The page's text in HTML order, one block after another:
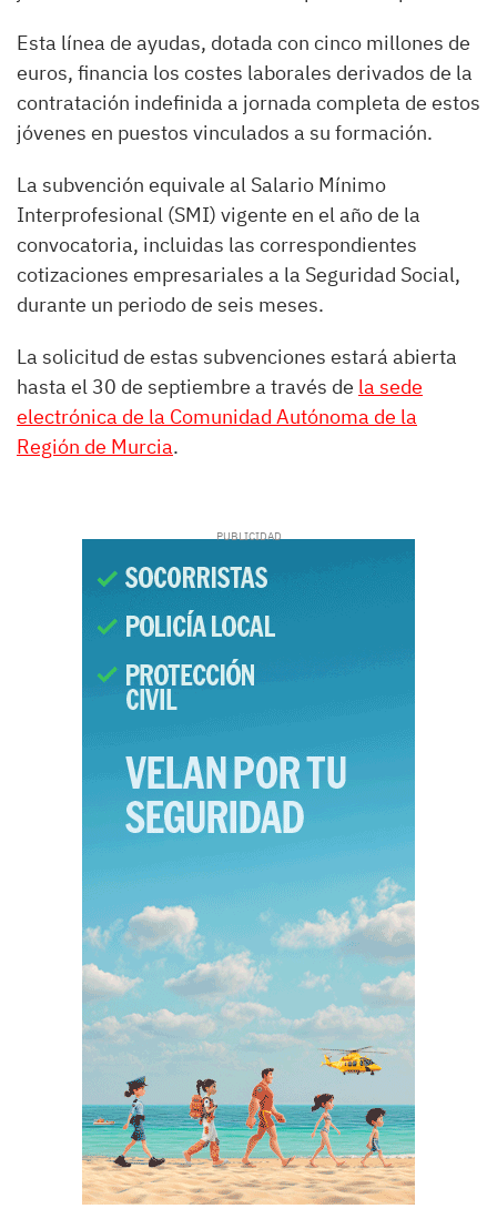
Esta línea de ayudas, dotada con cinco millones de
euros, financia los costes laborales derivados de la
contratación indefinida a jornada completa de estos
jóvenes en puestos vinculados a su formación.
La subvención equivale al Salario Mínimo
Interprofesional (SMI) vigente en el año de la
convocatoria, incluidas las correspondientes
cotizaciones empresariales a la Seguridad Social,
durante un periodo de seis meses.
La solicitud de estas subvenciones estará abierta
hasta el 30 de septiembre a través de la sede
electrónica de la Comunidad Autónoma de la
Región de Murcia.